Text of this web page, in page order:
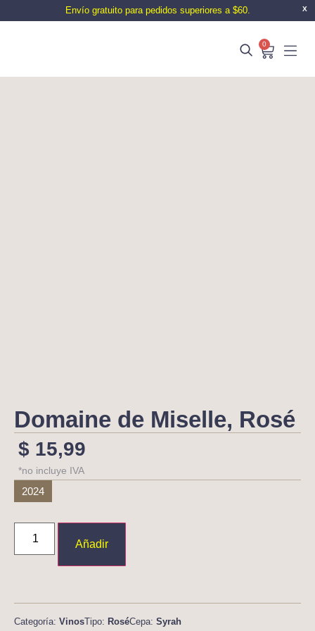
X
Envío gratuito para pedidos superiores a $60.
0
Domaine de Miselle, Rosé
$ 15,99
*no incluye IVA
2024
Añadir
Categoría: VinosTipo: RoséCepa: Syrah